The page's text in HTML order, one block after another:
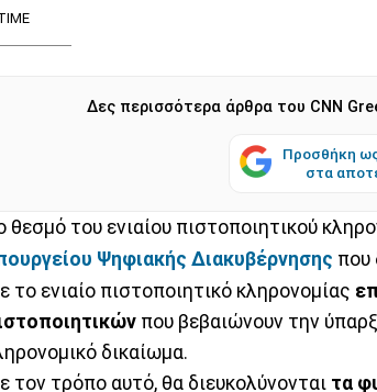
Δες περισσότερα άρθρα του CNN
Προσθήκη
στα
θεσμό του ενιαίου πιστοποιητικού
Ψηφιακής Διακυβέρνησης που
το ενιαίο πιστοποιητικό κληρονομίας
που βεβαιώνουν την
δικαίωμα.
τον τρόπο αυτό, θα διευκολύνονται τα